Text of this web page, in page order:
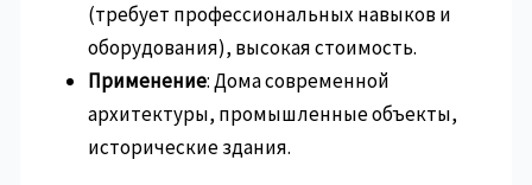
(требует профессиональных навыков и
оборудования), высокая стоимость.
Применение: Дома современной
архитектуры, промышленные объекты,
исторические здания.